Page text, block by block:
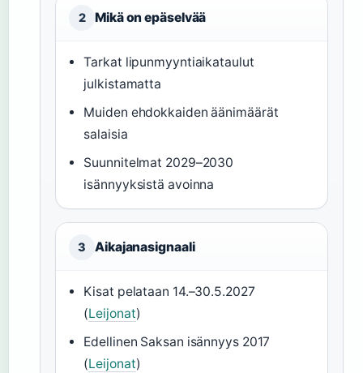
2 Mikä on epäselvää
Tarkat lipunmyyntiaikataulut
julkistamatta
Muiden ehdokkaiden äänimäärät
salaisia
Suunnitelmat 2029–2030
isännyyksistä avoinna
3 Aikajanasignaali
Kisat pelataan 14.–30.5.2027
(Leijonat)
Edellinen Saksan isännyys 2017
(Leijonat)